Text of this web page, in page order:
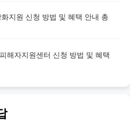
지원 신청 방법 및 혜택 안내 총
해자지원센터 신청 방법 및 혜택